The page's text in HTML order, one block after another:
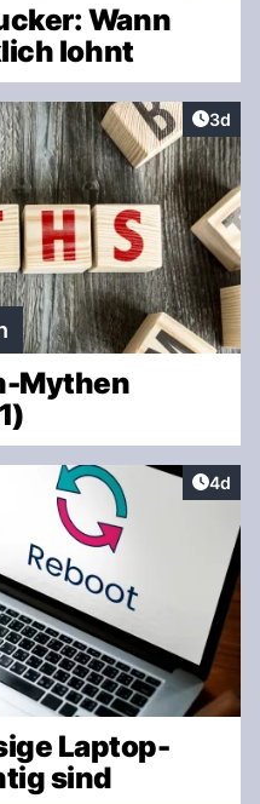
Wann
lohnt
3d
Mythen
4d
Laptop-
sind